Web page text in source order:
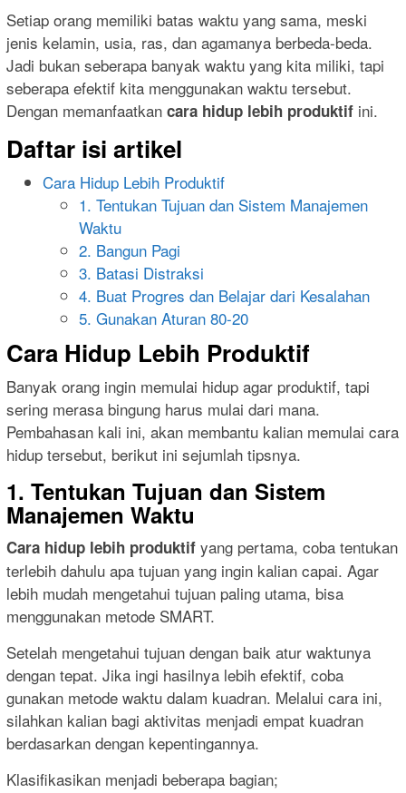
Setiap orang memiliki batas waktu yang sama, meski
jenis kelamin, usia, ras, dan agamanya berbeda-beda.
Jadi bukan seberapa banyak waktu yang kita miliki, tapi
seberapa efektif kita menggunakan waktu tersebut.
Dengan memanfaatkan cara hidup lebih produktif ini.
Daftar isi artikel
Cara Hidup Lebih Produktif
1. Tentukan Tujuan dan Sistem Manajemen
Waktu
2. Bangun Pagi
3. Batasi Distraksi
4. Buat Progres dan Belajar dari Kesalahan
5. Gunakan Aturan 80-20
Cara Hidup Lebih Produktif
Banyak orang ingin memulai hidup agar produktif, tapi
sering merasa bingung harus mulai dari mana.
Pembahasan kali ini, akan membantu kalian memulai cara
hidup tersebut, berikut ini sejumlah tipsnya.
1. Tentukan Tujuan dan Sistem
Manajemen Waktu
Cara hidup lebih produktif yang pertama, coba tentukan
terlebih dahulu apa tujuan yang ingin kalian capai. Agar
lebih mudah mengetahui tujuan paling utama, bisa
menggunakan metode SMART.
Setelah mengetahui tujuan dengan baik atur waktunya
dengan tepat. Jika ingi hasilnya lebih efektif, coba
gunakan metode waktu dalam kuadran. Melalui cara ini,
silahkan kalian bagi aktivitas menjadi empat kuadran
berdasarkan dengan kepentingannya.
Klasifikasikan menjadi beberapa bagian;